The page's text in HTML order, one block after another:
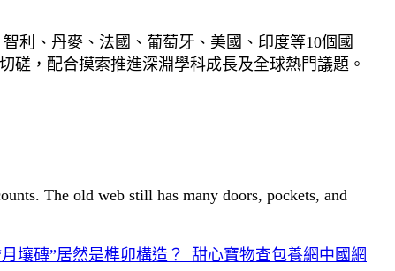
利、丹麥、法國、葡萄牙、美國、印度等10個國
磋，配合摸索推進深淵學科成長及全球熱門議題。
The old web still has many doors, pockets, and
月壤磚”居然是榫卯構造？_甜心寶物查包養網中國網